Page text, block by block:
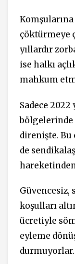
çöktürmeye
yıllardır
ise halkı
mahkum
Sadece 2022
bölgelerinde
direnişte. Bu
de
Güvencesiz,
koşulları
ücretiyle
eyleme
durmuyorlar.